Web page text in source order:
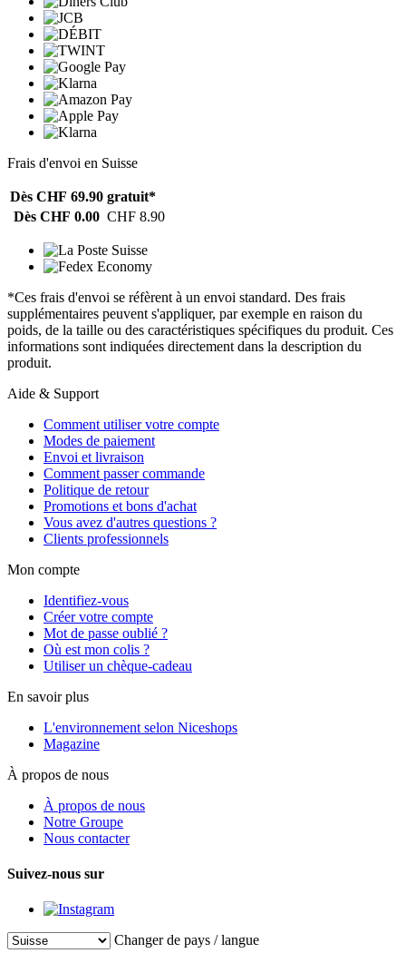
Frais d'envoi en Suisse
Dès CHF 69.90 gratuit*
Dès CHF 0.00 CHF 8.90
*Ces frais d'envoi se réfèrent à un envoi standard. Des frais
supplémentaires peuvent s'appliquer, par exemple en raison du
poids, de la taille ou des caractéristiques spécifiques du produit. Ces
informations sont indiquées directement dans la description du
produit.
Aide & Support
Comment utiliser votre compte
Modes de paiement
Envoi et livraison
Comment passer commande
Politique de retour
Promotions et bons d'achat
Vous avez d'autres questions ?
Clients professionnels
Mon compte
Identifiez-vous
Créer votre compte
Mot de passe oublié ?
Où est mon colis ?
Utiliser un chèque-cadeau
En savoir plus
L'environnement selon Niceshops
Magazine
À propos de nous
À propos de nous
Notre Groupe
Nous contacter
Suivez-nous sur
Changer de pays / langue